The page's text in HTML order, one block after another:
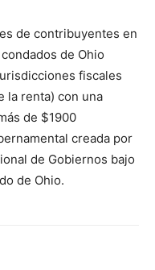
de contribuyentes en
de Ohio
fiscales
la renta) con una
de $1900
creada por
de Gobiernos bajo
de Ohio.